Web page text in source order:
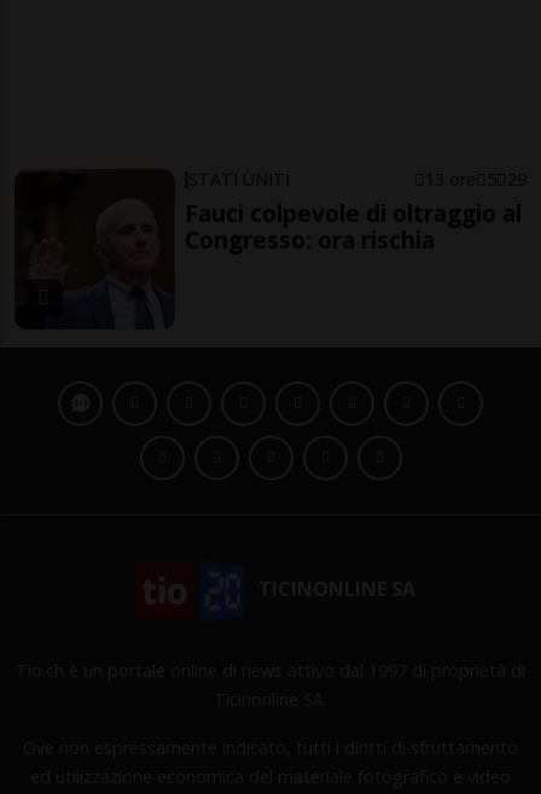
STATI UNITI 13 ore 5 29
Fauci colpevole di oltraggio al
Congresso: ora rischia